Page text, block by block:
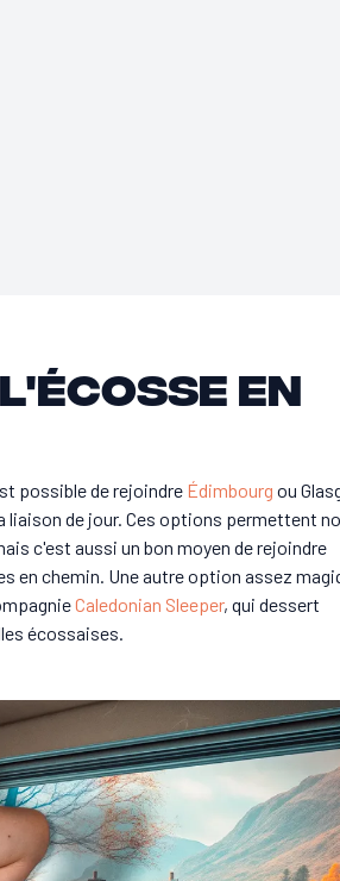
en
possible de rejoindre Édimbourg ou
liaison de jour. Ces options permettent
c'est aussi un bon moyen de rejoindre
en chemin. Une autre option assez
Caledonian Sleeper, qui dessert
écossaises.